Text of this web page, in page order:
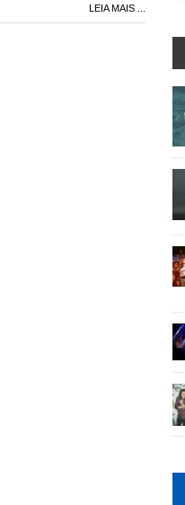
LEIA MAIS ...